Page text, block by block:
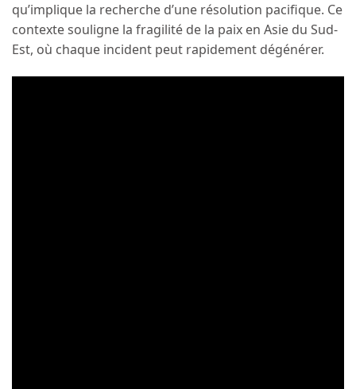
qu’implique la recherche d’une résolution pacifique. Ce
contexte souligne la fragilité de la paix en Asie du Sud-
Est, où chaque incident peut rapidement dégénérer.